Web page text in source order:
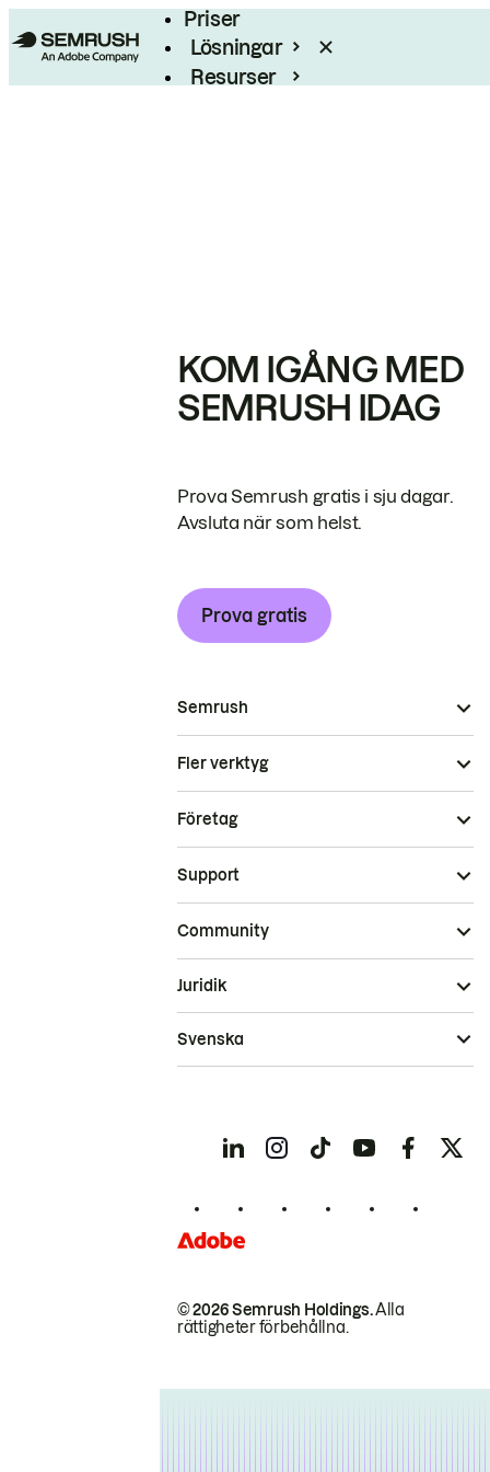
Priser
Lösningar
Resurser
KOM IGÅNG MED
SEMRUSH IDAG
Prova Semrush gratis i sju dagar.
Avsluta när som helst.
Prova gratis
Semrush
Fler verktyg
Företag
Support
Community
© 2026 Semrush Holdings.Alla
rättigheter förbehållna.
Juridik
Svenska